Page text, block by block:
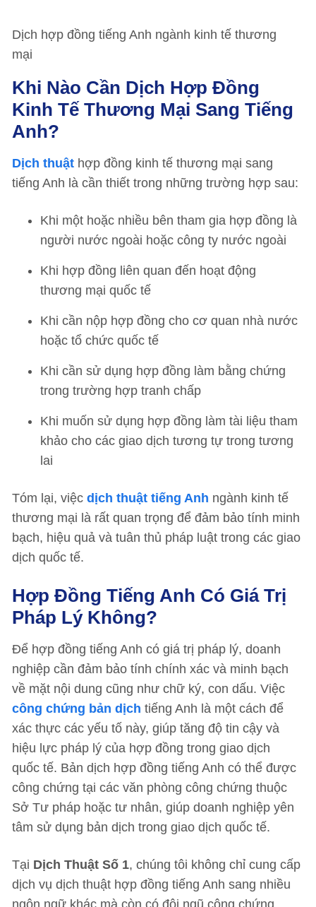
Dịch hợp đồng tiếng Anh ngành kinh tế thương
mại
Khi Nào Cần Dịch Hợp Đồng
Kinh Tế Thương Mại Sang Tiếng
Anh?
Dịch thuật hợp đồng kinh tế thương mại sang
tiếng Anh là cần thiết trong những trường hợp sau:
Khi một hoặc nhiều bên tham gia hợp đồng là
người nước ngoài hoặc công ty nước ngoài
Khi hợp đồng liên quan đến hoạt động
thương mại quốc tế
Khi cần nộp hợp đồng cho cơ quan nhà nước
hoặc tổ chức quốc tế
Khi cần sử dụng hợp đồng làm bằng chứng
trong trường hợp tranh chấp
Khi muốn sử dụng hợp đồng làm tài liệu tham
khảo cho các giao dịch tương tự trong tương
lai
Tóm lại, việc dịch thuật tiếng Anh ngành kinh tế
thương mại là rất quan trọng để đảm bảo tính minh
bạch, hiệu quả và tuân thủ pháp luật trong các giao
dịch quốc tế.
Hợp Đồng Tiếng Anh Có Giá Trị
Pháp Lý Không?
Để hợp đồng tiếng Anh có giá trị pháp lý, doanh
nghiệp cần đảm bảo tính chính xác và minh bạch
về mặt nội dung cũng như chữ ký, con dấu. Việc
công chứng bản dịch tiếng Anh là một cách để
xác thực các yếu tố này, giúp tăng độ tin cậy và
hiệu lực pháp lý của hợp đồng trong giao dịch
quốc tế. Bản dịch hợp đồng tiếng Anh có thể được
công chứng tại các văn phòng công chứng thuộc
Sở Tư pháp hoặc tư nhân, giúp doanh nghiệp yên
tâm sử dụng bản dịch trong giao dịch quốc tế.
Tại Dịch Thuật Số 1, chúng tôi không chỉ cung cấp
dịch vụ dịch thuật hợp đồng tiếng Anh sang nhiều
ngôn ngữ khác mà còn có đội ngũ công chứng